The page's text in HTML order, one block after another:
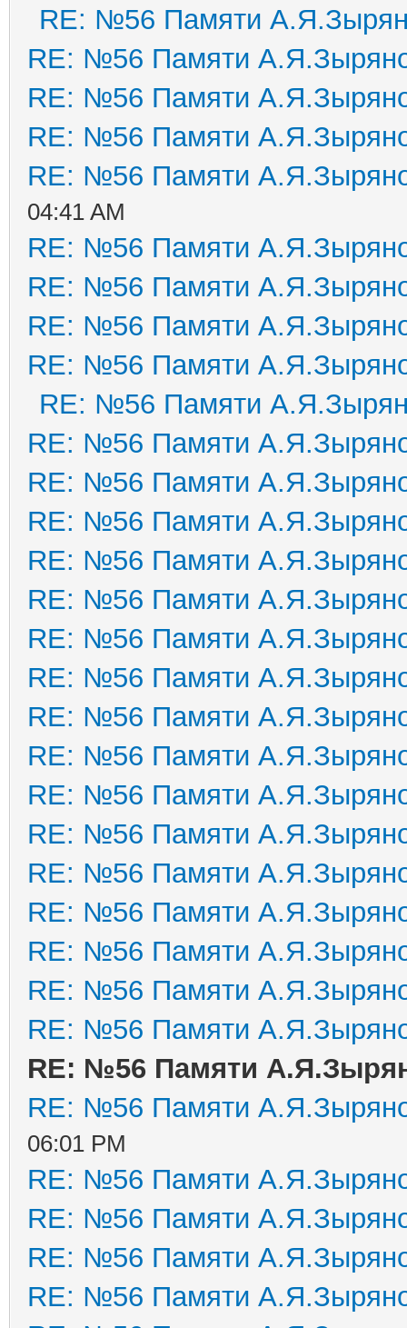
RE: №56 Памяти
RE: №56 Памяти
RE: №56 Памяти
RE: №56 Памяти
RE: №56 Памяти
04:41 AM
RE: №56 Памяти
RE: №56 Памяти
RE: №56 Памяти
RE: №56 Памяти
RE: №56 Памяти
RE: №56 Памяти
RE: №56 Памяти
RE: №56 Памяти
RE: №56 Памяти
RE: №56 Памяти
RE: №56 Памяти
RE: №56 Памяти
RE: №56 Памяти
RE: №56 Памяти
RE: №56 Памяти
RE: №56 Памяти
RE: №56 Памяти
RE: №56 Памяти
RE: №56 Памяти
RE: №56 Памяти
RE: №56 Памяти
RE: №56 Памяти
RE: №56 Памяти
06:01 PM
RE: №56 Памяти
RE: №56 Памяти
RE: №56 Памяти
RE: №56 Памяти